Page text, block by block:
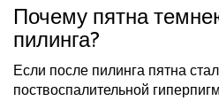
Почему пятна
пилинга?
Если после пилинга пятна
поствоспалительной